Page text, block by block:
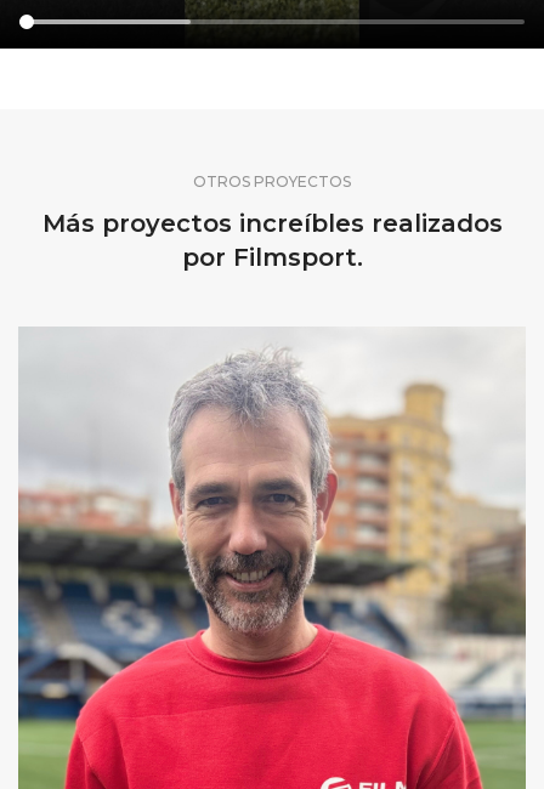
OTROS PROYECTOS
Más proyectos increíbles realizados
por Filmsport.